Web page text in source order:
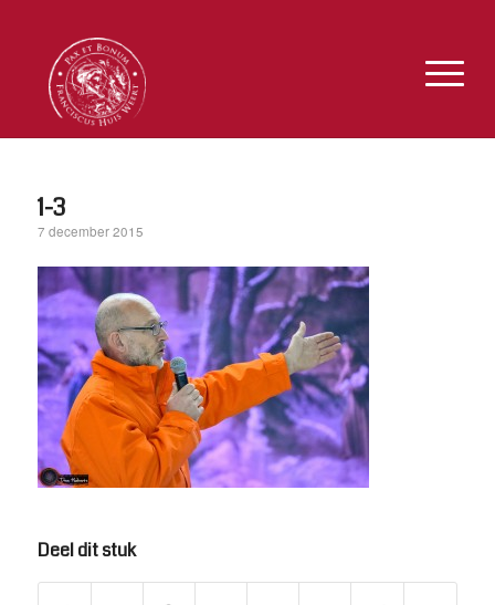
1-3
7 december 2015
Deel dit stuk